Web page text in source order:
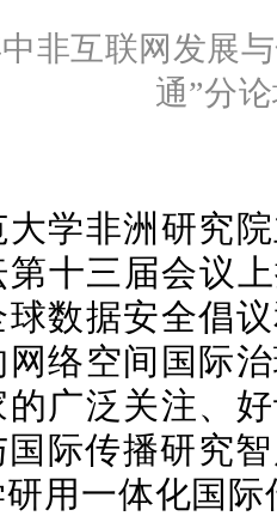
非互联网发展
通”分
学非洲研究院
第十三届会议
数据安全倡
网络空间国际
广泛关注、
国际传播研究
用一体化国